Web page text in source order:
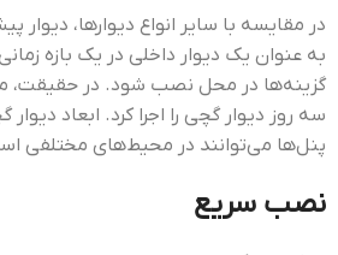
در مقایسه با سایر انواع دیوارها،
به عنوان یک دیوار داخلی در یک بازه
گزینه‌ها در محل نصب شود. در حقیقت،
سه روز دیوار گچی را اجرا کرد. ابعاد
پنل‌ها می‌توانند در محیط‌های مختلفی
نصب سریع